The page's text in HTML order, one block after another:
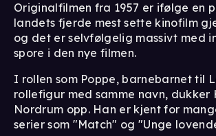
Originalfilmen fra 1957 er ifølge en
landets fjerde mest sette kinofilm
og det er selvfølgelig massivt med
spore i den nye filmen.
I rollen som Poppe, barnebarnet til
rollefigur med samme navn, dukker
Nordrum opp. Han er kjent for
serier som "Match" og "Unge